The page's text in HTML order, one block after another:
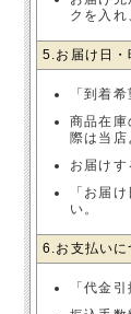
クを入れ
5.お届け日・
「到着
商品在庫
際は当店
お届けす
「お届
い。
6.お支払いに
「代金